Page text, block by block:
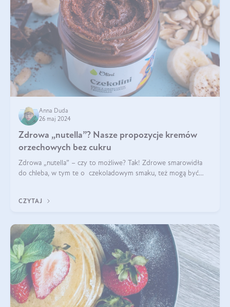
Anna Duda
26 maj 2024
Zdrowa „nutella”? Nasze propozycje kremów
orzechowych bez cukru
Zdrowa „nutella” – czy to możliwe? Tak! Zdrowe smarowidła
do chleba, w tym te o czekoladowym smaku, też mogą być
CZYTAJ